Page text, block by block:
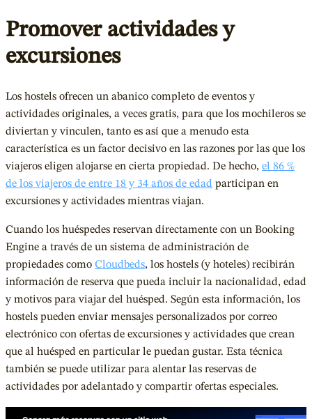
Promover actividades y
excursiones
Los hostels ofrecen un abanico completo de eventos y
actividades originales, a veces gratis, para que los mochileros se
diviertan y vinculen, tanto es así que a menudo esta
característica es un factor decisivo en las razones por las que los
viajeros eligen alojarse en cierta propiedad. De hecho, el 86 %
de los viajeros de entre 18 y 34 años de edad participan en
excursiones y actividades mientras viajan.
Cuando los huéspedes reservan directamente con un Booking
Engine a través de un sistema de administración de
propiedades como Cloudbeds, los hostels (y hoteles) recibirán
información de reserva que pueda incluir la nacionalidad, edad
y motivos para viajar del huésped. Según esta información, los
hostels pueden enviar mensajes personalizados por correo
electrónico con ofertas de excursiones y actividades que crean
que al huésped en particular le puedan gustar. Esta técnica
también se puede utilizar para alentar las reservas de
actividades por adelantado y compartir ofertas especiales.